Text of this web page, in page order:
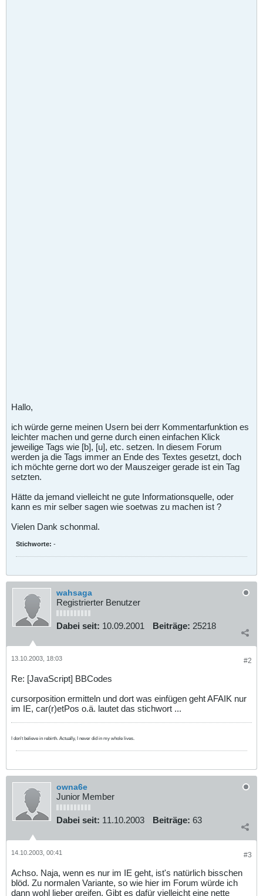
Hallo,
ich würde gerne meinen Usern bei derr Kommentarfunktion es
leichter machen und gerne durch einen einfachen Klick
jeweilige Tags wie [b], [u], etc. setzen. In diesem Forum
werden ja die Tags immer an Ende des Textes gesetzt, doch
ich möchte gerne dort wo der Mauszeiger gerade ist ein Tag
setzten.
Hätte da jemand vielleicht ne gute Informationsquelle, oder
kann es mir selber sagen wie soetwas zu machen ist ?
Vielen Dank schonmal.
Stichworte: -
wahsaga
Registrierter Benutzer
Dabei seit: 10.09.2001 Beiträge: 25218
#2
13.10.2003, 18:03
Re: [JavaScript] BBCodes
cursorposition ermitteln und dort was einfügen geht AFAIK nur
im IE, car(r)etPos o.ä. lautet das stichwort ...
I don't believe in rebirth. Actually, I never did in my whole lives.
owna6e
Junior Member
Dabei seit: 11.10.2003 Beiträge: 63
#3
14.10.2003, 00:41
Achso. Naja, wenn es nur im IE geht, ist's natürlich bisschen
blöd. Zu normalen Variante, so wie hier im Forum würde ich
dann wohl lieber greifen. Gibt es dafür vielleicht eine nette